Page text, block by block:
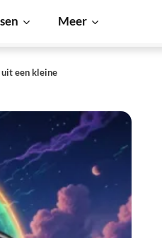
Meer
uit een kleine